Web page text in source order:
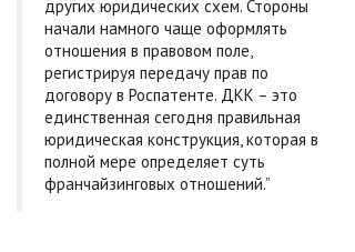
других юридических схем. Стороны
начали намного чаще оформлять
отношения в правовом поле,
регистрируя передачу прав по
договору в Роспатенте. ДКК – это
единственная сегодня правильная
юридическая конструкция, которая в
полной мере определяет суть
франчайзинговых отношений.”